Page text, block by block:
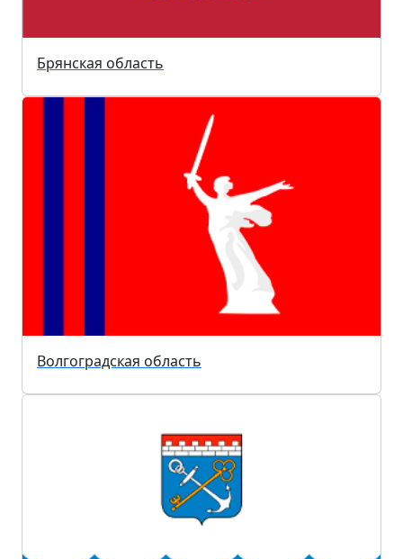
Брянская область
Волгоградская область